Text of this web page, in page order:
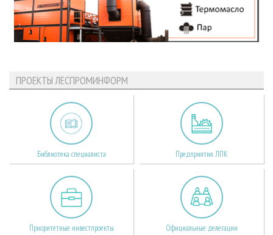
ПРОЕКТЫ ЛЕСПРОМИНФОРМ
Библиотека специалиста Предприятия ЛПК
Приоритетные инвестпроекты Официальные делегации